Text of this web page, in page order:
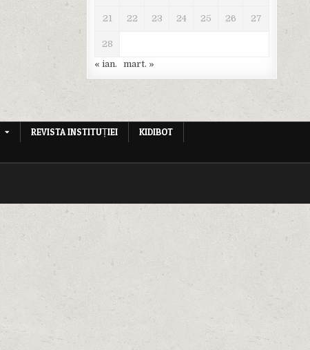
21 22 23 24 25 26 27
28
« ian.
mart. »
REVISTA INSTITUȚIEI
KIDIBOT